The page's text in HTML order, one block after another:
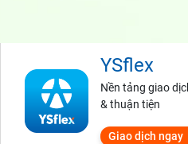
YSflex
Nền tảng giao
& thuận tiện
Giao dịch ngay